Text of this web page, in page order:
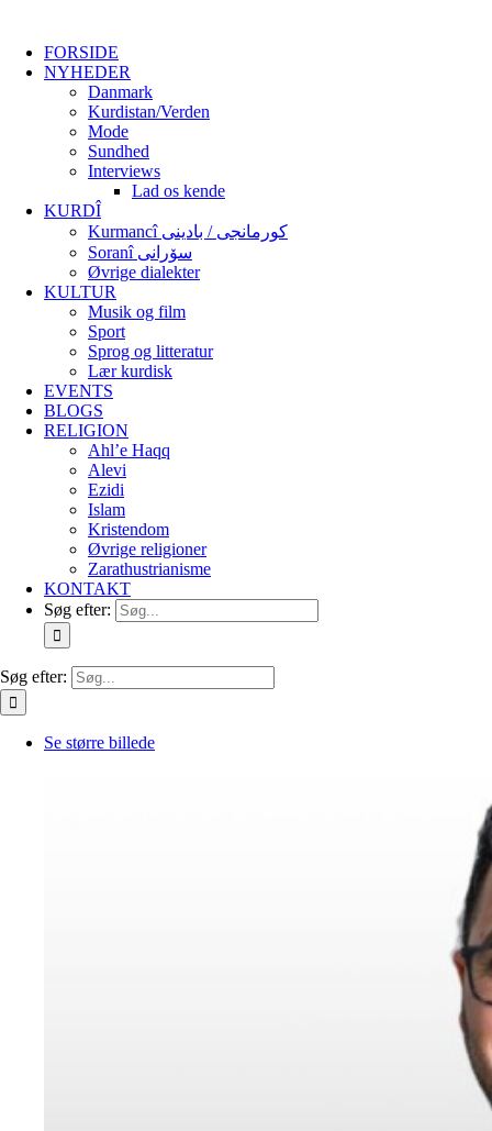
FORSIDE
NYHEDER
Danmark
Kurdistan/Verden
Mode
Sundhed
Interviews
Lad os kende
KURDÎ
Kurmancî کورمانجی / بادینی
Soranî سۆرانی
Øvrige dialekter
KULTUR
Musik og film
Sport
Sprog og litteratur
Lær kurdisk
EVENTS
BLOGS
RELIGION
Ahl’e Haqq
Alevi
Ezidi
Islam
Kristendom
Øvrige religioner
Zarathustrianisme
KONTAKT
Søg efter:
Søg efter:
Se større billede